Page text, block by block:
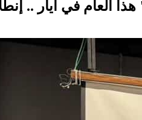
العام في أيار ..